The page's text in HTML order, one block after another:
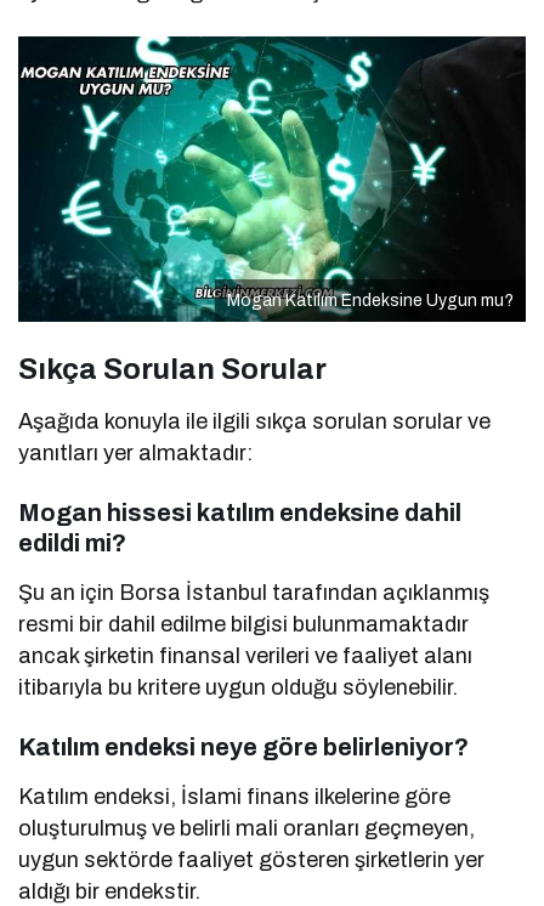
Mogan Katılım Endeksine Uygun mu?
Sıkça Sorulan Sorular
Aşağıda konuyla ile ilgili sıkça sorulan sorular ve
yanıtları yer almaktadır:
Mogan hissesi katılım endeksine dahil
edildi mi?
Şu an için Borsa İstanbul tarafından açıklanmış
resmi bir dahil edilme bilgisi bulunmamaktadır
ancak şirketin finansal verileri ve faaliyet alanı
itibarıyla bu kritere uygun olduğu söylenebilir.
Katılım endeksi neye göre belirleniyor?
Katılım endeksi, İslami finans ilkelerine göre
oluşturulmuş ve belirli mali oranları geçmeyen,
uygun sektörde faaliyet gösteren şirketlerin yer
aldığı bir endekstir.